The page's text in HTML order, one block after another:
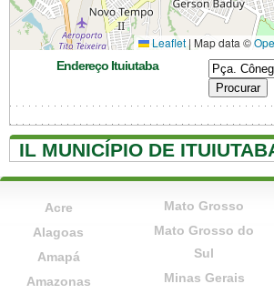
Leaflet | Map data ©
Endereço Ituiutaba
IL MUNICÍPIO DE
Acre
Alagoas
Amapá
Amazonas
Mato Grosso
Mato Grosso do
Sul
Minas Gerais